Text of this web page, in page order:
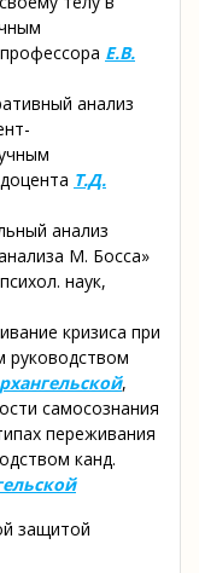
Е.В.
анализ
Т.Д.
анализ
М. Босса»
наук,
кризиса при
руководством
,
самосознания
переживания
канд.
защитой